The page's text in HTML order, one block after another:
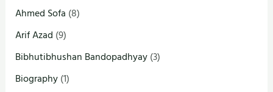
Ahmed Sofa (8)
Arif Azad (9)
Bibhutibhushan Bandopadhyay(3)
Biography(1)